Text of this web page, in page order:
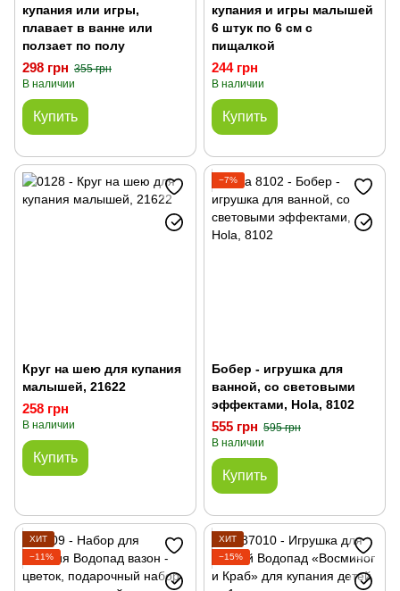
купания или игры,
плавает в ванне или
ползает по полу
298 грн 355 грн
В наличии
Купить
купания и игры малышей
6 штук по 6 см с
пищалкой
244 грн
В наличии
Купить
Круг на шею для купания
малышей, 21622
258 грн
В наличии
Купить
−7%
Бобер - игрушка для
ванной, со световыми
эффектами, Hola, 8102
555 грн 595 грн
В наличии
Купить
ХИТ
−11%
ХИТ
−15%